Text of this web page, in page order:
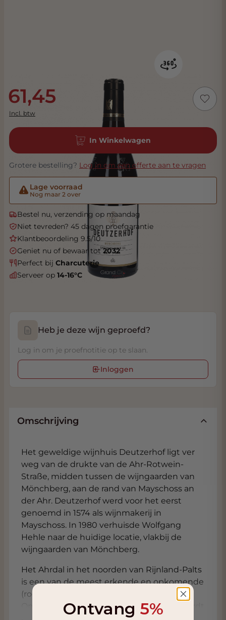
61,45
Incl. btw
In Winkelwagen
Grotere bestelling? Log in om een offerte aan te vragen
Lage voorraad
Nog maar 2 over
Bestel nu, verzending op maandag
Niet tevreden? 45 dagen proefgarantie
Klantbeoordeling 9.5/10
Geniet nu of bewaar tot2032
Perfect bij Charcuterie
Serveer op 14-16°C
Heb je deze wijn geproefd?
Log in om je proefnotitie op te slaan.
Inloggen
Omschrijving
Het geweldige wijnhuis Deutzerhof ligt ver
weg van de drukte van de Ahr-Rotwein-
Straße, midden tussen de wijngaarden van
Mönchberg, aan de rand van Mayschoss an
der Ahr. Deutzerhof werd voor het eerst
genoemd in 1574 als wijnmakerij in
Mayschoss. In 1980 verhuisde Wolfgang
Hehle naar de huidige locatie, vlakbij de
wijngaarden van Mönchberg.
Het Ahrdal in het noorden van Rijnland-Palts
is een van de meest erkende en opkomende
(rode) wijnbouwgebieden in Duitsland.
Ongeveer 85% van het wijngaardareaal wordt
Ontvang 5%